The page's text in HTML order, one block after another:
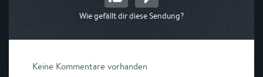
Wie gefällt dir diese Sendung?
Keine Kommentare vorhanden